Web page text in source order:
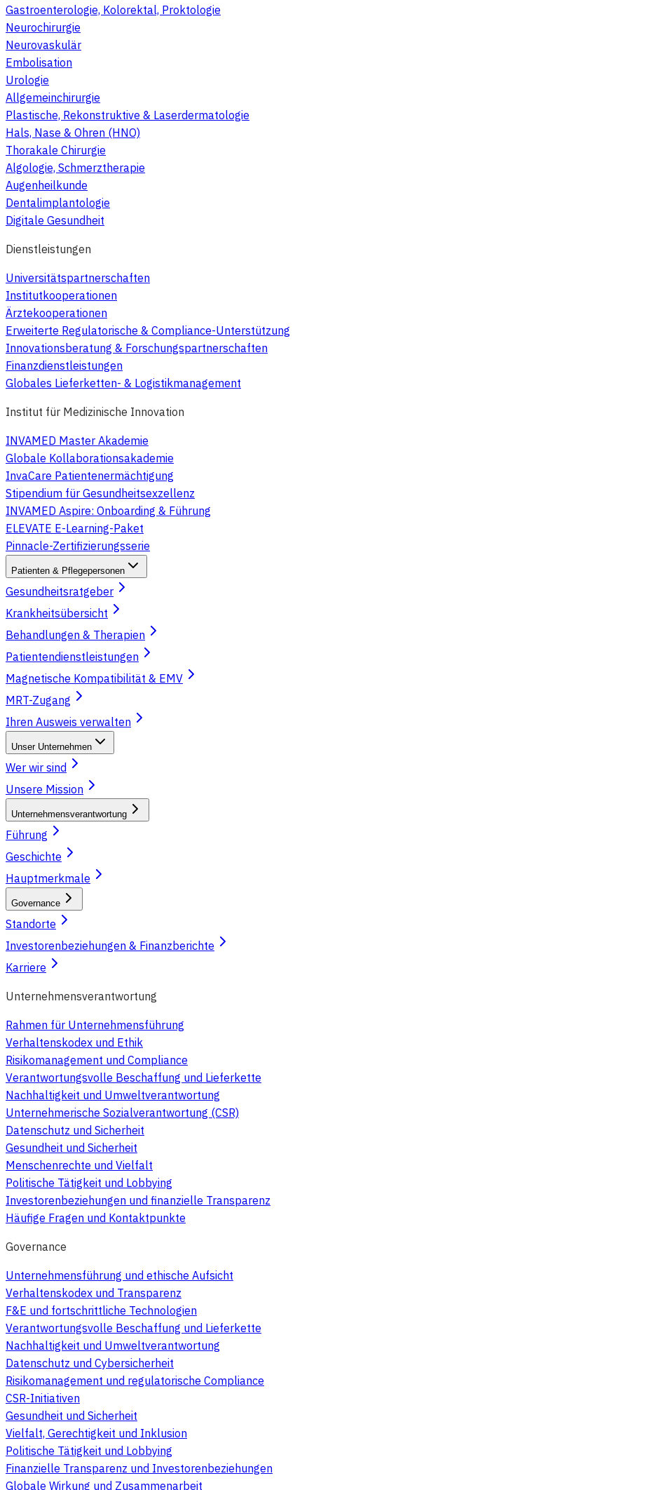
Gastroenterologie, Kolorektal, Proktologie
Neurochirurgie
Neurovaskulär
Embolisation
Urologie
Allgemeinchirurgie
Plastische, Rekonstruktive & Laserdermatologie
Hals, Nase & Ohren (HNO)
Thorakale Chirurgie
Algologie, Schmerztherapie
Augenheilkunde
Dentalimplantologie
Digitale Gesundheit
Dienstleistungen
Universitätspartnerschaften
Institutkooperationen
Ärztekooperationen
Erweiterte Regulatorische & Compliance-Unterstützung
Innovationsberatung & Forschungspartnerschaften
Finanzdienstleistungen
Globales Lieferketten- & Logistikmanagement
Institut für Medizinische Innovation
INVAMED Master Akademie
Globale Kollaborationsakademie
InvaCare Patientenermächtigung
Stipendium für Gesundheitsexzellenz
INVAMED Aspire: Onboarding & Führung
ELEVATE E-Learning-Paket
Pinnacle-Zertifizierungsserie
Patienten & Pflegepersonen
Gesundheitsratgeber
Krankheitsübersicht
Behandlungen & Therapien
Patientendienstleistungen
Magnetische Kompatibilität & EMV
MRT-Zugang
Ihren Ausweis verwalten
Unser Unternehmen
Wer wir sind
Unsere Mission
Unternehmensverantwortung
Führung
Geschichte
Hauptmerkmale
Governance
Standorte
Investorenbeziehungen & Finanzberichte
Karriere
Unternehmensverantwortung
Rahmen für Unternehmensführung
Verhaltenskodex und Ethik
Risikomanagement und Compliance
Verantwortungsvolle Beschaffung und Lieferkette
Nachhaltigkeit und Umweltverantwortung
Unternehmerische Sozialverantwortung (CSR)
Datenschutz und Sicherheit
Gesundheit und Sicherheit
Menschenrechte und Vielfalt
Politische Tätigkeit und Lobbying
Investorenbeziehungen und finanzielle Transparenz
Häufige Fragen und Kontaktpunkte
Governance
Unternehmensführung und ethische Aufsicht
Verhaltenskodex und Transparenz
F&E und fortschrittliche Technologien
Verantwortungsvolle Beschaffung und Lieferkette
Nachhaltigkeit und Umweltverantwortung
Datenschutz und Cybersicherheit
Risikomanagement und regulatorische Compliance
CSR-Initiativen
Gesundheit und Sicherheit
Vielfalt, Gerechtigkeit und Inklusion
Politische Tätigkeit und Lobbying
Finanzielle Transparenz und Investorenbeziehungen
Globale Wirkung und Zusammenarbeit